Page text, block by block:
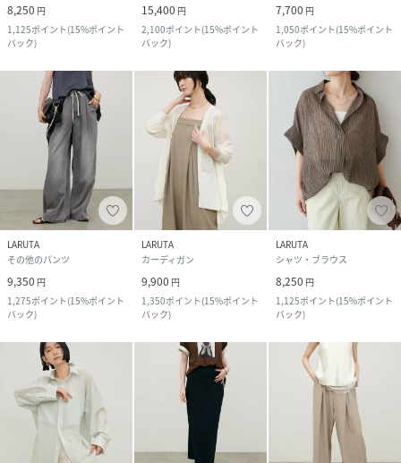
8,250 円
1,125ポイント(15%ポイント
バック)
15,400 円
2,100ポイント(15%ポイント
バック)
7,700 円
1,050ポイント(15%ポイント
バック)
LARUTA
その他のパンツ
9,350 円
1,275ポイント(15%ポイント
バック)
LARUTA
カーディガン
9,900 円
1,350ポイント(15%ポイント
バック)
LARUTA
シャツ・ブラウス
8,250 円
1,125ポイント(15%ポイント
バック)